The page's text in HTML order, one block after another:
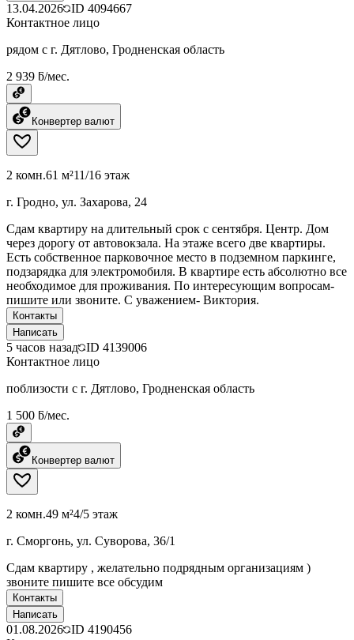
13.04.2026 ID 4094667
Контактное лицо
рядом с г. Дятлово, Гродненская область
2 939 ƃ/мес.
Конвертер валют
2 комн.61 м²11/16 этаж
г. Гродно, ул. Захарова, 24
Сдам квартиру на длительный срок с сентября. Центр. Дом
через дорогу от автовокзала. На этаже всего две квартиры.
Есть собственное парковочное место в подземном паркинге,
подзарядка для электромобиля. В квартире есть абсолютно все
необходимое для проживания. По интересующим вопросам-
пишите или звоните. С уважением- Виктория.
Контакты
Написать
5 часов назад ID 4139006
Контактное лицо
поблизости с г. Дятлово, Гродненская область
1 500 ƃ/мес.
Конвертер валют
2 комн.49 м²4/5 этаж
г. Сморгонь, ул. Суворова, 36/1
Сдам квартиру , желательно подрядным организациям )
звоните пишите все обсудим
Контакты
Написать
01.08.2026 ID 4190456